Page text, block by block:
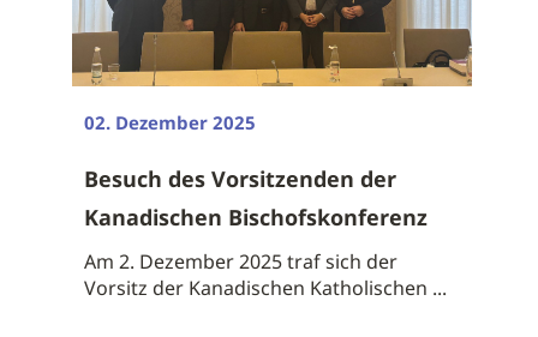
02. Dezember 2025
Besuch des Vorsitzenden der
Kanadischen Bischofskonferenz
Am 2. Dezember 2025 traf sich der
Vorsitz der Kanadischen Katholischen ...